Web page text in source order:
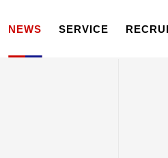
NEWS SERVICE